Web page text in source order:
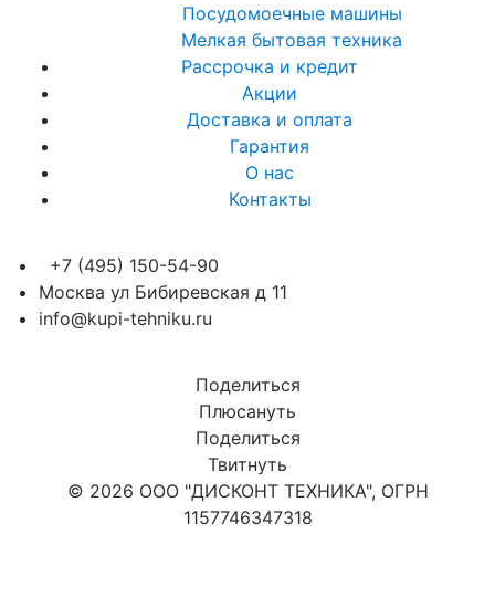
Посудомоечные машины
Мелкая бытовая техника
Рассрочка и кредит
Акции
Доставка и оплата
Гарантия
О нас
Контакты
+7 (495) 150-54-90
Москва ул Бибиревская д 11
info@kupi-tehniku.ru
Поделиться
Плюсануть
Поделиться
Твитнуть
© 2026 ООО "ДИСКОНТ ТЕХНИКА", ОГРН
1157746347318